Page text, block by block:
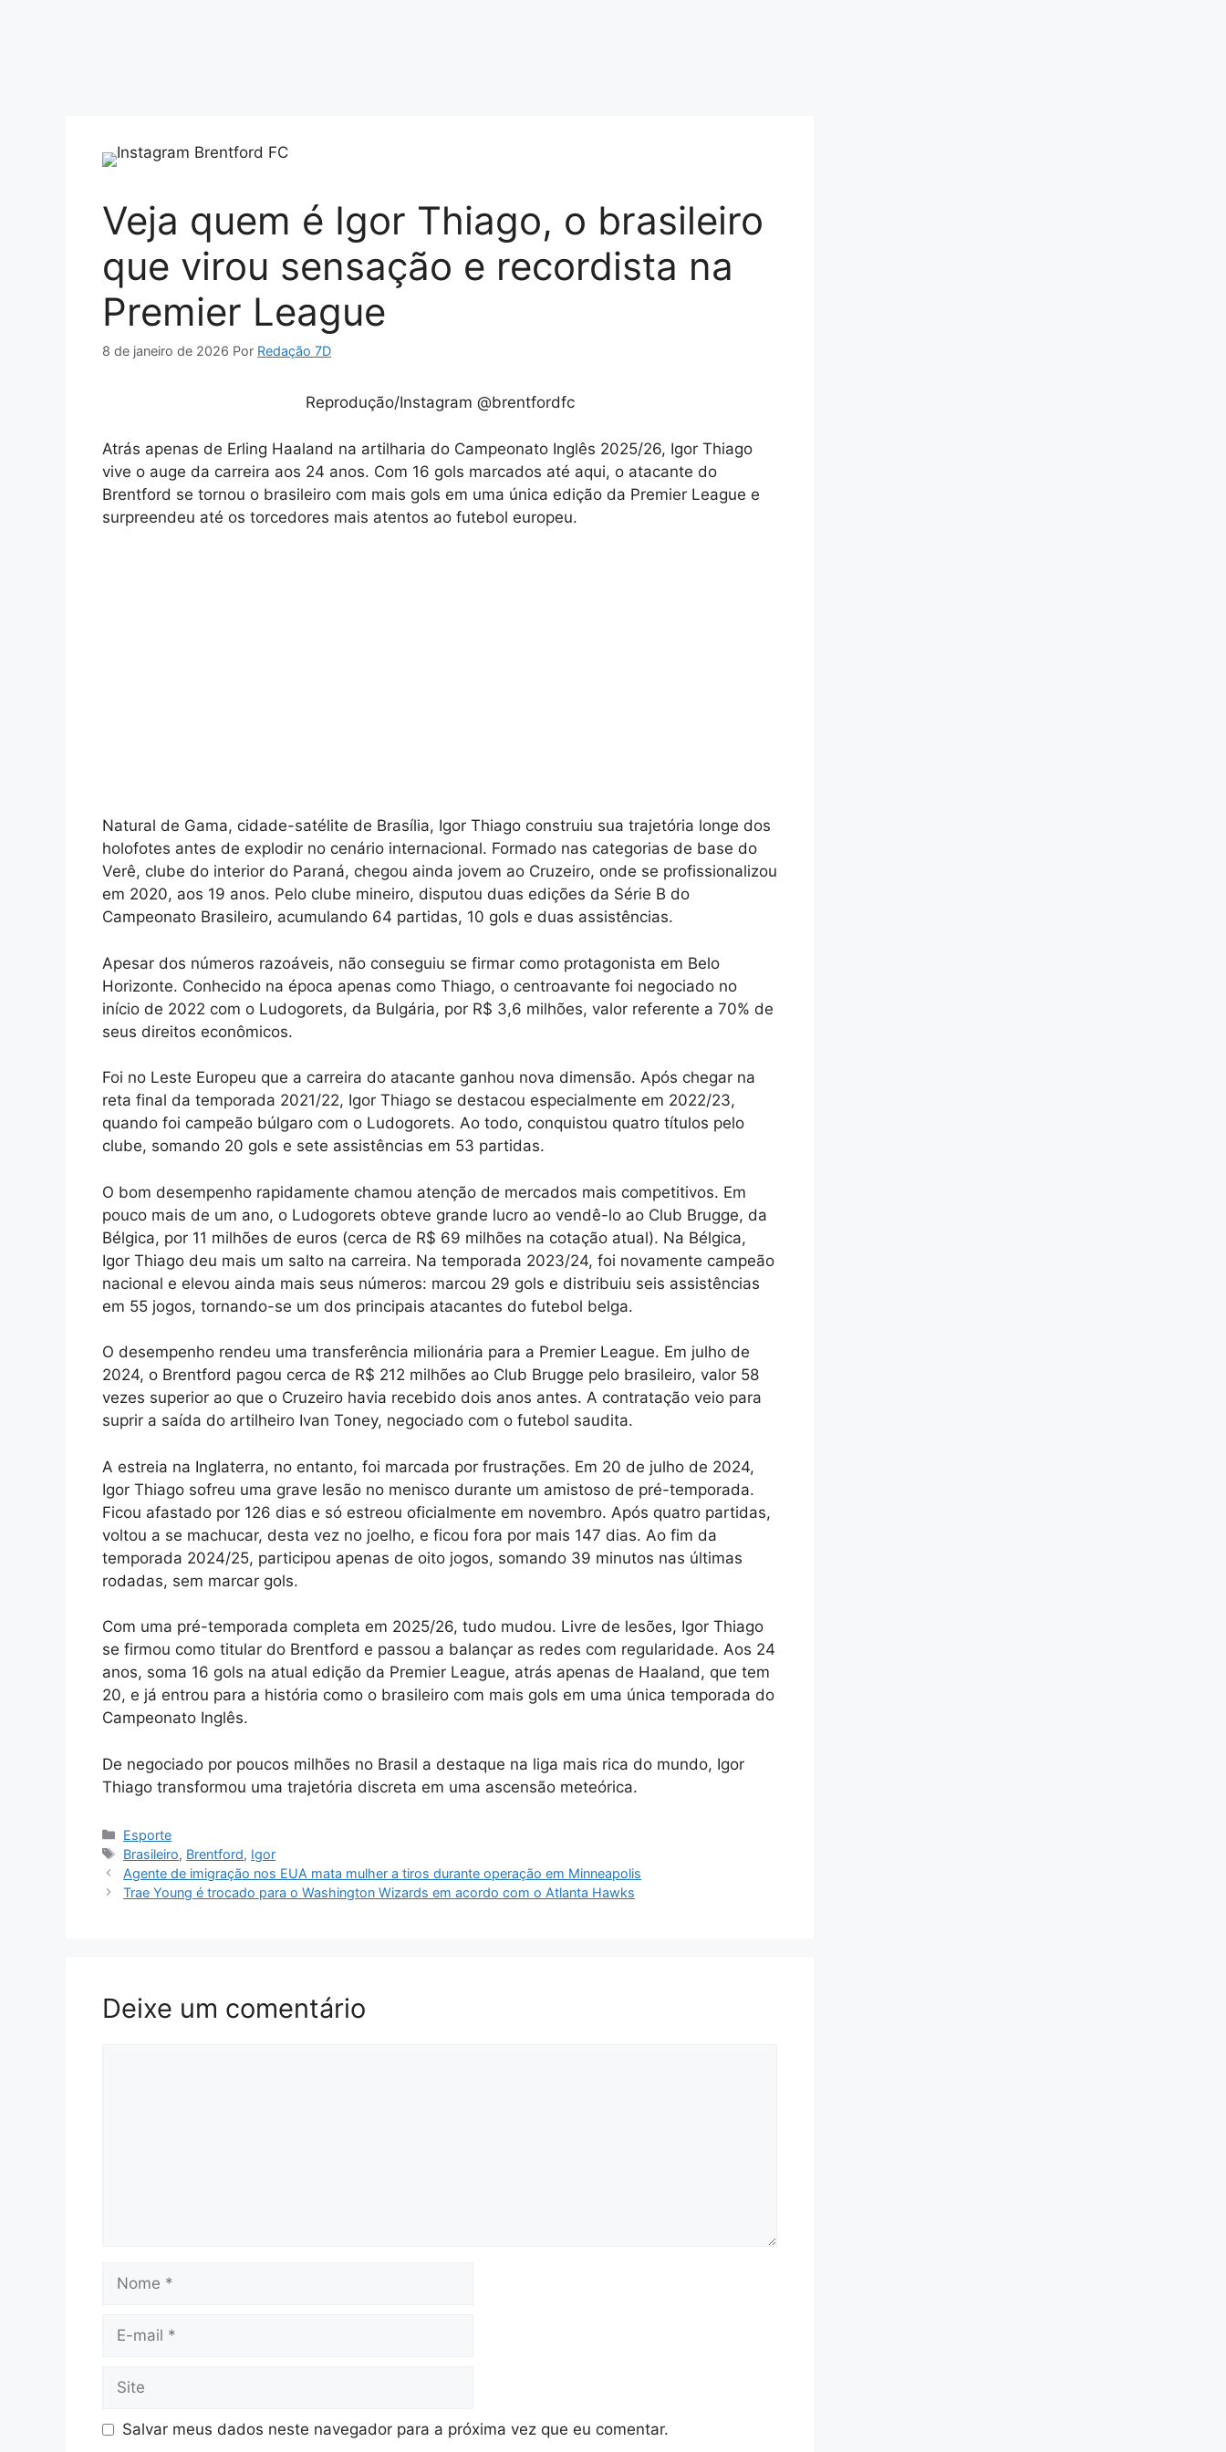
Veja quem é Igor Thiago, o brasileiro
que virou sensação e recordista na
Premier League
8 de janeiro de 2026 Por Redação 7D
Reprodução/Instagram @brentfordfc
Atrás apenas de Erling Haaland na artilharia do Campeonato Inglês 2025/26, Igor Thiago
vive o auge da carreira aos 24 anos. Com 16 gols marcados até aqui, o atacante do
Brentford se tornou o brasileiro com mais gols em uma única edição da Premier League e
surpreendeu até os torcedores mais atentos ao futebol europeu.
Natural de Gama, cidade-satélite de Brasília, Igor Thiago construiu sua trajetória longe dos
holofotes antes de explodir no cenário internacional. Formado nas categorias de base do
Verê, clube do interior do Paraná, chegou ainda jovem ao Cruzeiro, onde se profissionalizou
em 2020, aos 19 anos. Pelo clube mineiro, disputou duas edições da Série B do
Campeonato Brasileiro, acumulando 64 partidas, 10 gols e duas assistências.
Apesar dos números razoáveis, não conseguiu se firmar como protagonista em Belo
Horizonte. Conhecido na época apenas como Thiago, o centroavante foi negociado no
início de 2022 com o Ludogorets, da Bulgária, por R$ 3,6 milhões, valor referente a 70% de
seus direitos econômicos.
Foi no Leste Europeu que a carreira do atacante ganhou nova dimensão. Após chegar na
reta final da temporada 2021/22, Igor Thiago se destacou especialmente em 2022/23,
quando foi campeão búlgaro com o Ludogorets. Ao todo, conquistou quatro títulos pelo
clube, somando 20 gols e sete assistências em 53 partidas.
O bom desempenho rapidamente chamou atenção de mercados mais competitivos. Em
pouco mais de um ano, o Ludogorets obteve grande lucro ao vendê-lo ao Club Brugge, da
Bélgica, por 11 milhões de euros (cerca de R$ 69 milhões na cotação atual). Na Bélgica,
Igor Thiago deu mais um salto na carreira. Na temporada 2023/24, foi novamente campeão
nacional e elevou ainda mais seus números: marcou 29 gols e distribuiu seis assistências
em 55 jogos, tornando-se um dos principais atacantes do futebol belga.
O desempenho rendeu uma transferência milionária para a Premier League. Em julho de
2024, o Brentford pagou cerca de R$ 212 milhões ao Club Brugge pelo brasileiro, valor 58
vezes superior ao que o Cruzeiro havia recebido dois anos antes. A contratação veio para
suprir a saída do artilheiro Ivan Toney, negociado com o futebol saudita.
A estreia na Inglaterra, no entanto, foi marcada por frustrações. Em 20 de julho de 2024,
Igor Thiago sofreu uma grave lesão no menisco durante um amistoso de pré-temporada.
Ficou afastado por 126 dias e só estreou oficialmente em novembro. Após quatro partidas,
voltou a se machucar, desta vez no joelho, e ficou fora por mais 147 dias. Ao fim da
temporada 2024/25, participou apenas de oito jogos, somando 39 minutos nas últimas
rodadas, sem marcar gols.
Com uma pré-temporada completa em 2025/26, tudo mudou. Livre de lesões, Igor Thiago
se firmou como titular do Brentford e passou a balançar as redes com regularidade. Aos 24
anos, soma 16 gols na atual edição da Premier League, atrás apenas de Haaland, que tem
20, e já entrou para a história como o brasileiro com mais gols em uma única temporada do
Campeonato Inglês.
De negociado por poucos milhões no Brasil a destaque na liga mais rica do mundo, Igor
Thiago transformou uma trajetória discreta em uma ascensão meteórica.
Categorias
Esporte
Tags
Brasileiro, Brentford, Igor
Agente de imigração nos EUA mata mulher a tiros durante operação em Minneapolis
Trae Young é trocado para o Washington Wizards em acordo com o Atlanta Hawks
Deixe um comentário
mail
Salvar meus dados neste navegador para a próxima vez que eu comentar.